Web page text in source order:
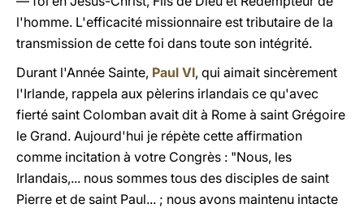
l'homme. L'efficacité missionnaire est tributaire de la
transmission de cette foi dans toute son intégrité.
Durant l'Année Sainte, Paul VI, qui aimait sincèrement
l'Irlande, rappela aux pèlerins irlandais ce qu'avec
fierté saint Colomban avait dit à Rome à saint Grégoire
le Grand. Aujourd'hui je répète cette affirmation
comme incitation à votre Congrès : "Nous, les
Irlandais,... nous sommes tous des disciples de saint
Pierre et de saint Paul... ; nous avons maintenu intacte